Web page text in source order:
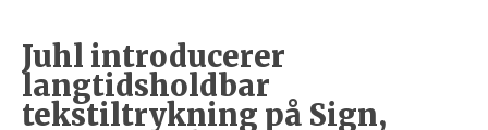
Juhl introducerer
langtidsholdbar
tekstiltrykning på Sign,